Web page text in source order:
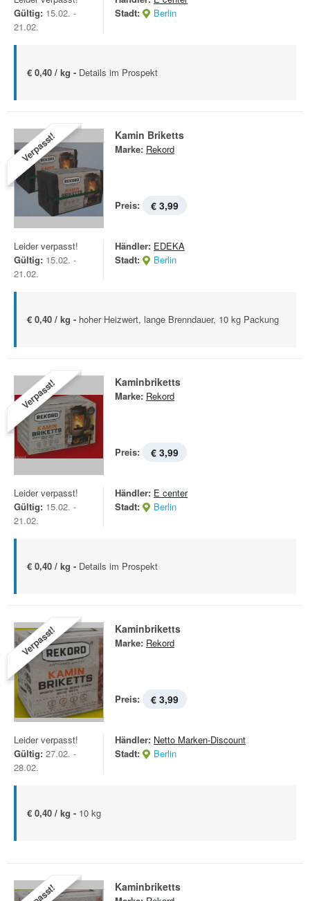
Gültig: 15.02. -
21.02.
Stadt:
Berlin
€ 0,40 / kg - Details im Prospekt
Verpasst! Kamin Briketts
Marke: Rekord
Preis: € 3,99
Leider verpasst!
Gültig: 15.02. -
21.02.
Händler: EDEKA
Stadt:
Berlin
€ 0,40 / kg - hoher Heizwert, lange Brenndauer, 10 kg Packung
Verpasst! Kaminbriketts
Marke: Rekord
Preis: € 3,99
Leider verpasst!
Gültig: 15.02. -
21.02.
Händler: E center
Stadt:
Berlin
€ 0,40 / kg - Details im Prospekt
Verpasst! Kaminbriketts
Marke: Rekord
Preis: € 3,99
Leider verpasst!
Gültig: 27.02. -
28.02.
Händler: Netto Marken-Discount
Stadt:
Berlin
€ 0,40 / kg - 10 kg
Kaminbriketts